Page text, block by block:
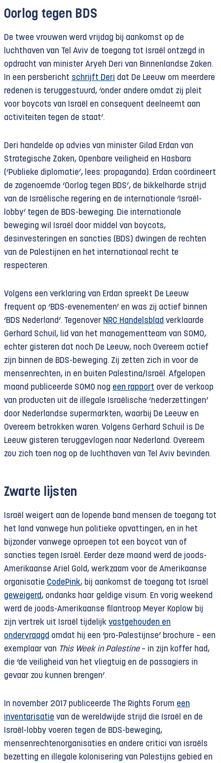
Oorlog tegen BDS
De twee vrouwen werd vrijdag bij aankomst op de
luchthaven van Tel Aviv de toegang tot Israël ontzegd in
opdracht van minister Aryeh Deri van Binnenlandse Zaken.
In een persbericht schrijft Deri dat De Leeuw om meerdere
redenen is teruggestuurd, ‘onder andere omdat zij pleit
voor boycots van Israël en consequent deelneemt aan
activiteiten tegen de staat’.
Deri handelde op advies van minister Gilad Erdan van
Strategische Zaken, Openbare veiligheid en Hasbara
(‘Publieke diplomatie’, lees: propaganda). Erdan coördineert
de zogenoemde ‘Oorlog tegen BDS’, de bikkelharde strijd
van de Israëlische regering en de internationale ‘Israël-
lobby’ tegen de BDS-beweging. Die internationale
beweging wil Israël door middel van boycots,
desinvesteringen en sancties (BDS) dwingen de rechten
van de Palestijnen en het internationaal recht te
respecteren.
Volgens een verklaring van Erdan spreekt De Leeuw
frequent op ‘BDS-evenementen’ en was zij actief binnen
‘BDS Nederland’. Tegenover NRC Handelsblad verklaarde
Gerhard Schuil, lid van het managementteam van SOMO,
echter gisteren dat noch De Leeuw, noch Overeem actief
zijn binnen de BDS-beweging. Zij zetten zich in voor de
mensenrechten, in en buiten Palestina/Israël. Afgelopen
maand publiceerde SOMO nog een rapport over de verkoop
van producten uit de illegale Israëlische ‘nederzettingen’
door Nederlandse supermarkten, waarbij De Leeuw en
Overeem betrokken waren. Volgens Gerhard Schuil is De
Leeuw gisteren teruggevlogen naar Nederland. Overeem
zou zich toen nog op de luchthaven van Tel Aviv bevinden.
Zwarte lijsten
Israël weigert aan de lopende band mensen de toegang tot
het land vanwege hun politieke opvattingen, en in het
bijzonder vanwege oproepen tot een boycot van of
sancties tegen Israël. Eerder deze maand werd de joods-
Amerikaanse Ariel Gold, werkzaam voor de Amerikaanse
organisatie CodePink, bij aankomst de toegang tot Israël
geweigerd, ondanks haar geldige visum. En vorig weekend
werd de joods-Amerikaanse filantroop Meyer Koplow bij
zijn vertrek uit Israël tijdelijk vastgehouden en
ondervraagd omdat hij een ‘pro-Palestijnse’ brochure – een
exemplaar van This Week in Palestine– in zijn koffer had,
die ‘de veiligheid van het vliegtuig en de passagiers in
gevaar zou kunnen brengen’.
In november 2017 publiceerde The Rights Forum een
inventarisatie van de wereldwijde strijd die Israël en de
Israël-lobby voeren tegen de BDS-beweging,
mensenrechtenorganisaties en andere critici van israëls
bezetting en illegale kolonisering van Palestijns gebied en